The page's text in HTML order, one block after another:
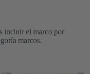
incluir el marco por
marcos.